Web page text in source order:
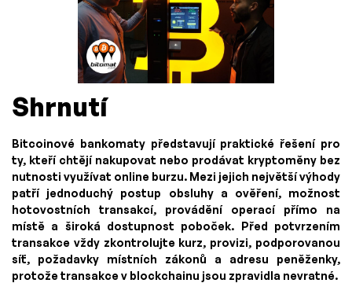
Shrnutí
Bitcoinové bankomaty představují praktické řešení pro
ty, kteří chtějí nakupovat nebo prodávat kryptoměny bez
nutnosti využívat online burzu. Mezi jejich největší výhody
patří jednoduchý postup obsluhy a ověření, možnost
hotovostních transakcí, provádění operací přímo na
místě a široká dostupnost poboček. Před potvrzením
transakce vždy zkontrolujte kurz, provizi, podporovanou
síť, požadavky místních zákonů a adresu peněženky,
protože transakce v blockchainu jsou zpravidla nevratné.